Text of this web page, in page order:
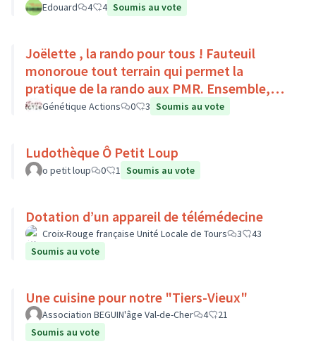
Edouard 4 4 Soumis au vote
Joëlette , la rando pour tous ! Fauteuil
monoroue tout terrain qui permet la
pratique de la rando aux PMR. Ensemble,
faisons du sport :)
Génétique Actions 0 3 Soumis au vote
Ludothèque Ô Petit Loup
o petit loup 0 1 Soumis au vote
Dotation d’un appareil de télémédecine
Croix-Rouge française Unité Locale de Tours 3
43
Soumis au vote
Une cuisine pour notre "Tiers-Vieux"
Association BEGUIN'âge Val-de-Cher 4
21
Soumis au vote